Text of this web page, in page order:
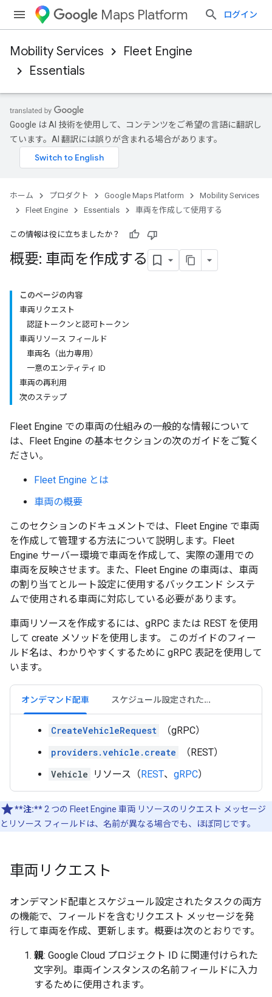
Maps Platform ログイン
Mobility Services
Fleet Engine
Essentials
Google は AI 技術を使用して、コンテンツをご希望の言語に翻訳し
ています。AI 翻訳には誤りが含まれる場合があります。
ホーム プロダクト Google Maps Platform
Mobility Services
Fleet Engine
Essentials 車両を作成して使用する
この情報は役に立ちましたか？
概要: 車両を作成する
このページの内容
車両リクエスト
認証トークンと認可トークン
車両リソース フィールド
車両名（出力専用）
一意のエンティティ ID
車両の再利用
次のステップ
Fleet Engine での車両の仕組みの一般的な情報について
は、Fleet Engine の基本セクションの次のガイドをご覧く
ださい。
Fleet Engine とは
車両の概要
このセクションのドキュメントでは、Fleet Engine で車両
を作成して管理する方法について説明します。Fleet
Engine サーバー環境で車両を作成して、実際の運用での
車両を反映させます。また、Fleet Engine の車両は、車両
の割り当てとルート設定に使用するバックエンド システ
ムで使用される車両に対応している必要があります。
車両リソースを作成するには、gRPC または REST を使用
して create メソッドを使用します。 このガイドのフィー
ルド名は、わかりやすくするために gRPC 表記を使用して
います。
オンデマンド配車 スケジュール設定されたタスク
CreateVehicleRequest
（gRPC）
providers.vehicle.create
（REST）
Vehicle
リソース（REST、 gRPC）
**注:** 2 つの Fleet Engine 車両 リソースのリクエスト メッセージ
とリソース フィールドは、名前が異なる場合でも、ほぼ同じです。
車両リクエスト
オンデマンド配車とスケジュール設定されたタスクの両方
の機能で、フィールドを含むリクエスト メッセージを発
行して車両を作成、更新します。概要は次のとおりです。
親: Google Cloud プロジェクト ID に関連付けられた
文字列。車両インスタンスの名前フィールドに入力
するために使用されます。